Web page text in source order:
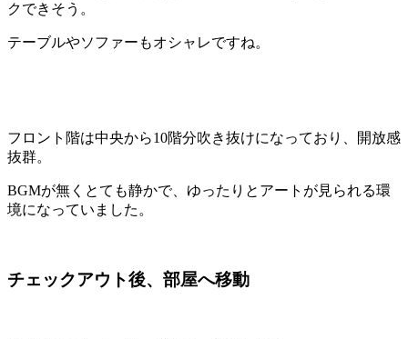
クできそう。
テーブルやソファーもオシャレですね。
フロント階は中央から10階分吹き抜けになっており、開放感
抜群。
BGMが無くとても静かで、ゆったりとアートが見られる環
境になっていました。
チェックアウト後、部屋へ移動